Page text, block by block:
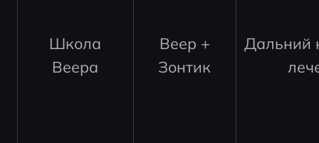
Школа
Веера
Веер +
Зонтик
Дальний